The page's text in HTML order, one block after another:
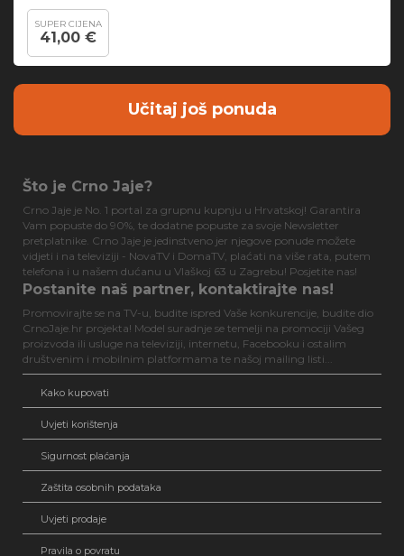
SUPER CIJENA
41,00 €
Učitaj još ponuda
Što je Crno Jaje?
Crno Jaje je No. 1 portal za grupnu kupnju u Hrvatskoj! Garantira
Vam popuste do 90%, te dodatne popuste za svoje Newsletter
pretplatnike. Crno Jaje je jedinstveno jer njegove ponude možete
vidjeti i na televiziji - NovaTV i DomaTV, plaćati na više rata, putem
telefona i u našem dućanu u Vlaškoj 63 u Zagrebu! Posjetite nas!
Postanite naš partner, kontaktirajte nas!
Promovirajte se na TV-u, budite ispred Vaše konkurencije, budite dio
CrnoJaje.hr projekta! Model suradnje se temelji na promociji Vašeg
proizvoda ili usluge na televiziji, internetu, Facebooku i ostalim
društvenim i mobilnim platformama te našoj mailing listi...
Kako kupovati
Uvjeti korištenja
Sigurnost plaćanja
Zaštita osobnih podataka
Uvjeti prodaje
Pravila o povratu